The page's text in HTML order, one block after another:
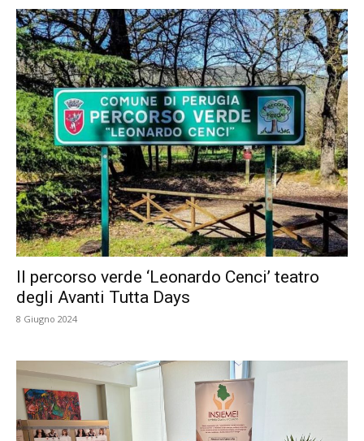
Il percorso verde ‘Leonardo Cenci’ teatro
degli Avanti Tutta Days
8 Giugno 2024